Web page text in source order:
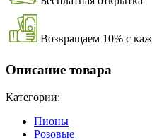
Возвращаем 10% с
Описание товара
Категории:
Пионы
Розовые